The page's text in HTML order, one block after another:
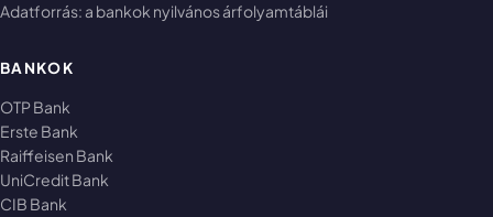
Adatforrás: a bankok nyilvános árfolyamtáblái
BANKOK
OTP Bank
Erste Bank
Raiffeisen Bank
UniCredit Bank
CIB Bank